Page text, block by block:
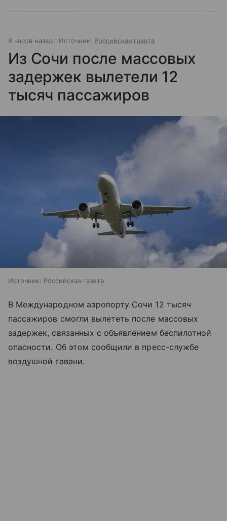
8 часов назад Источник: Российская газета
Из Сочи после массовых
задержек вылетели 12
тысяч пассажиров
Источник: Российская газета
В Международном аэропорту Сочи 12 тысяч
пассажиров смогли вылететь после массовых
задержек, связанных с объявлением беспилотной
опасности. Об этом сообщили в пресс-службе
воздушной гавани.